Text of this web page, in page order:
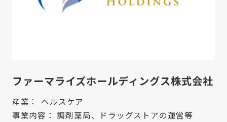
ファーマライズホールディングス株式会社
産業：
ヘルスケア
事業内容： 調剤薬局、ドラッグストアの運営等